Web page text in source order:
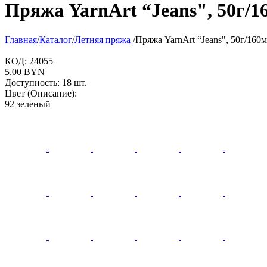
Пряжа YarnArt “Jeans", 50г/
Главная/Каталог/Летняя пряжа /Пряжа YarnArt “Jeans", 50г/160м
КОД: 24055
5.00 BYN
Доступность: 18 шт.
Цвет (Описание):
92 зеленый